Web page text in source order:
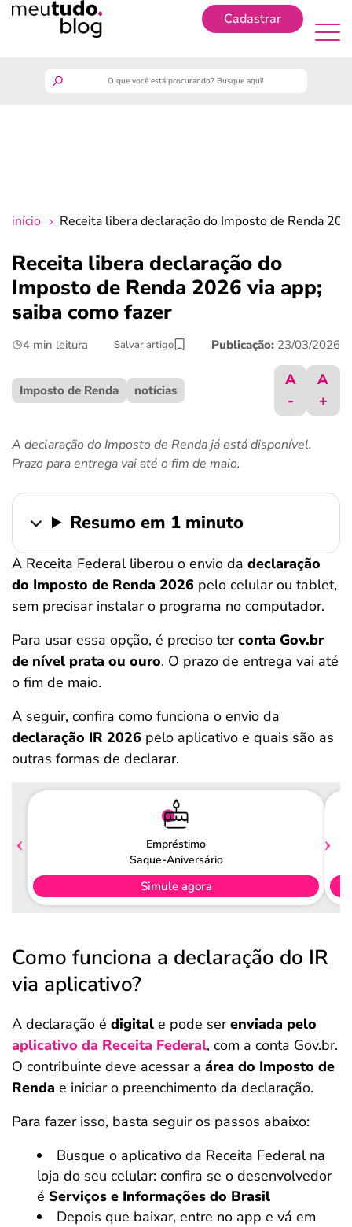
Cadastrar
crédito fácil
início Receita libera declaração do Imposto de Renda
Receita libera declaração do
Imposto de Renda 2026 via app;
saiba como fazer
4 min leitura Salvar artigo Publicação: 23/03/2026
Imposto de Renda notícias
A
-
A
+
A declaração do Imposto de Renda já está disponível.
Prazo para entrega vai até o fim de maio.
Resumo em 1 minuto
A Receita Federal liberou o envio da declaração
do Imposto de Renda 2026 pelo celular ou tablet,
sem precisar instalar o programa no computador.
Para usar essa opção, é preciso terconta Gov.br
de nível prata ou ouro. O prazo de entrega vai até
o fim de maio.
A seguir, confira como funciona o envio da
declaração IR 2026 pelo aplicativo e quais são as
outras formas de declarar.
Empréstimo
Saque-Aniversário
Simule agora
Como funciona a declaração do IR
via aplicativo?
A declaração é digital e pode serenviada pelo
aplicativo da Receita Federal, com a conta Gov.br.
O contribuinte deve acessar a área do Imposto de
Renda e iniciar o preenchimento da declaração.
Para fazer isso, basta seguir os passos abaixo:
Busque o aplicativo da Receita Federal na
loja do seu celular: confira se o desenvolvedor
é Serviços e Informações do Brasil
Depois que baixar, entre no app e vá em